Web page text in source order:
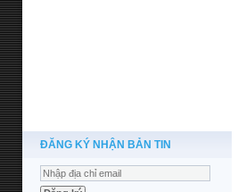
ĐĂNG KÝ NHẬN BẢN TIN